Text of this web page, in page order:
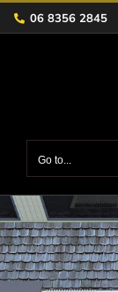
Skip
to
06 8356 2845
Go to...